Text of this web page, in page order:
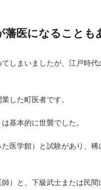
藩医になることも
しまいましたが、 江戸時代
した町医者です。
は基本的に世襲でした。
医学館）と試験があり、
）と、 下級武士または民